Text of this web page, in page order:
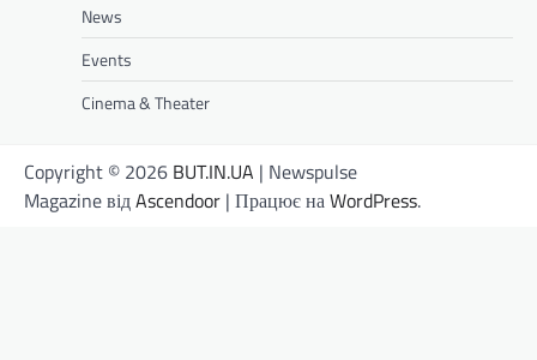
News
Events
Cinema & Theater
Copyright © 2026 BUT.IN.UA | Newspulse
Magazine відAscendoor | Працює наWordPress.